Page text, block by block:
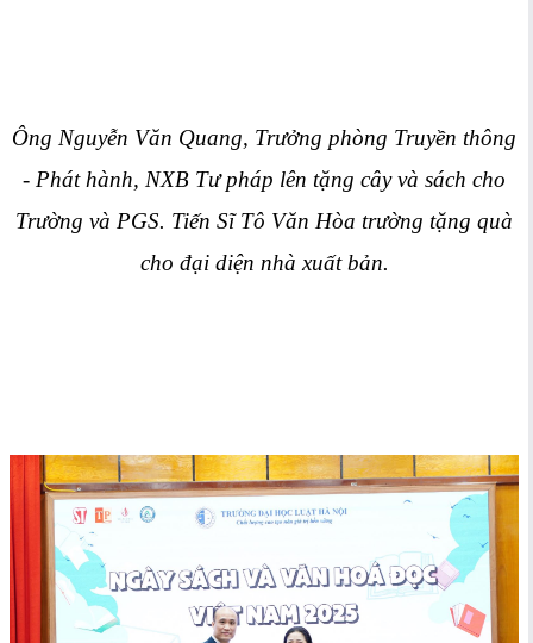
Ông Nguyễn Văn Quang, Trưởng phòng Truyền thông
- Phát hành, NXB Tư pháp lên tặng cây và sách cho
Trường và PGS. Tiến Sĩ Tô Văn Hòa trường tặng quà
cho đại diện nhà xuất bản.